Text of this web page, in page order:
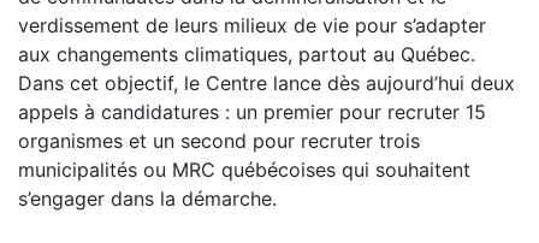
verdissement de leurs milieux de vie pour s’adapter
aux changements climatiques, partout au Québec.
Dans cet objectif, le Centre lance dès aujourd’hui deux
appels à candidatures : un premier pour recruter 15
organismes et un second pour recruter trois
municipalités ou MRC québécoises qui souhaitent
s’engager dans la démarche.